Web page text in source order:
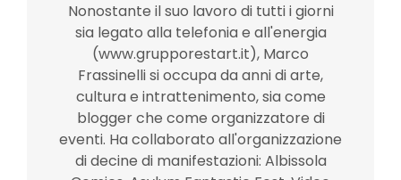
Nonostante il suo lavoro di tutti i giorni
sia legato alla telefonia e all'energia
(www.grupporestart.it), Marco
Frassinelli si occupa da anni di arte,
cultura e intrattenimento, sia come
blogger che come organizzatore di
eventi. Ha collaborato all'organizzazione
di decine di manifestazioni: Albissola